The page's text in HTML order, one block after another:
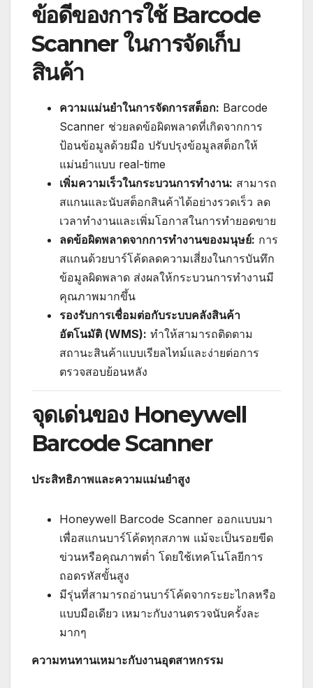
ข้อดีของการใช้ Barcode
Scanner ในการจัดเก็บ
สินค้า
ความแม่นยำในการจัดการสต็อก: Barcode
Scanner ช่วยลดข้อผิดพลาดที่เกิดจากการ
ป้อนข้อมูลด้วยมือ ปรับปรุงข้อมูลสต็อกให้
แม่นยำแบบ real-time
เพิ่มความเร็วในกระบวนการทำงาน: สามารถ
สแกนและนับสต็อกสินค้าได้อย่างรวดเร็ว ลด
เวลาทำงานและเพิ่มโอกาสในการทำยอดขาย
ลดข้อผิดพลาดจากการทำงานของมนุษย์: การ
สแกนด้วยบาร์โค้ดลดความเสี่ยงในการบันทึก
ข้อมูลผิดพลาด ส่งผลให้กระบวนการทำงานมี
คุณภาพมากขึ้น
รองรับการเชื่อมต่อกับระบบคลังสินค้า
อัตโนมัติ (WMS): ทำให้สามารถติดตาม
สถานะสินค้าแบบเรียลไทม์และง่ายต่อการ
ตรวจสอบย้อนหลัง
จุดเด่นของ Honeywell
Barcode Scanner
ประสิทธิภาพและความแม่นยำสูง
Honeywell Barcode Scanner ออกแบบมา
เพื่อสแกนบาร์โค้ดทุกสภาพ แม้จะเป็นรอยขีด
ข่วนหรือคุณภาพต่ำ โดยใช้เทคโนโลยีการ
ถอดรหัสขั้นสูง
มีรุ่นที่สามารถอ่านบาร์โค้ดจากระยะไกลหรือ
แบบมือเดียว เหมาะกับงานตรวจนับครั้งละ
มากๆ
ความทนทานเหมาะกับงานอุตสาหกรรม